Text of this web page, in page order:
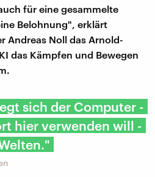
für eine gesammelte
Belohnung", erklärt
Andreas Noll das Arnold-
das Kämpfen und Bewegen
sich der Computer -
hier verwenden will -